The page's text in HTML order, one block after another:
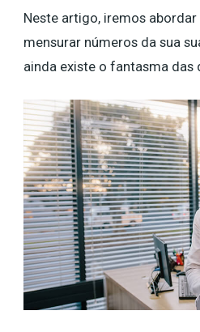
Neste artigo, iremos
mensurar números da sua
ainda existe o fantasma das